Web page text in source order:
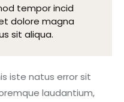
tempor incid
dolore magna
sit aliqua.
iste natus error sit
laudantium,